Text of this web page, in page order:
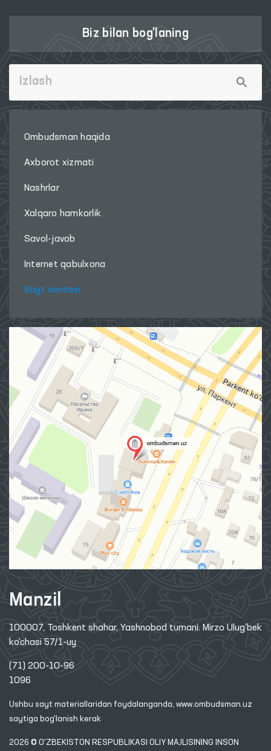
Biz bilan bog'laning
Ombudsman haqida
Axborot xizmati
Nashrlar
Xalqaro hamkorlik
Savol-javob
Internet qabulxona
Sayt xaritasi
Manzil
100007, Toshkent shahar, Yashnobod tumani. Mirzo Ulug‘bek
ko‘chasi 57/1-uy
(71) 200-10-96
1096
Ushbu sayt materiallaridan foydalanganda, www.ombudsman.uz
saytiga bog'lanish kerak
2026 © O'ZBEKISTON RESPUBLIKASI OLIY MAJLISINING INSON